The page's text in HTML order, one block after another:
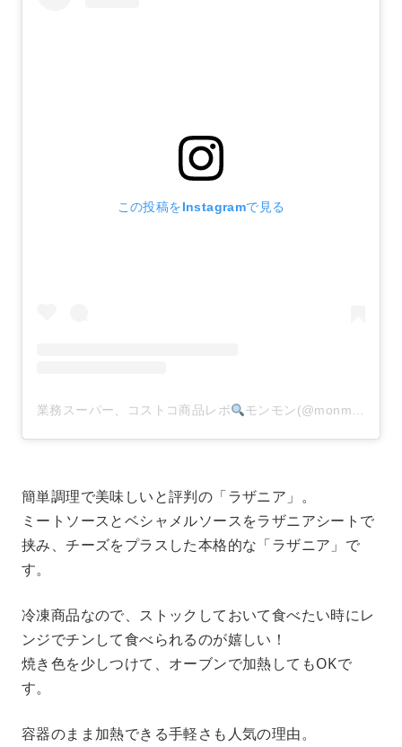
この投稿をInstagramで見る
業務スーパー、コストコ商品レポ モンモン(@monmon.121)がシェアした投稿
簡単調理で美味しいと評判の「ラザニア」。
ミートソースとベシャメルソースをラザニアシートで
挟み、チーズをプラスした本格的な「ラザニア」で
す。
冷凍商品なので、ストックしておいて食べたい時にレ
ンジでチンして食べられるのが嬉しい！
焼き色を少しつけて、オーブンで加熱してもOKで
す。
容器のまま加熱できる手軽さも人気の理由。